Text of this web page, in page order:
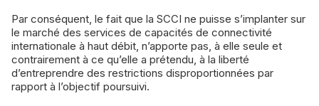
Par conséquent, le fait que la SCCI ne puisse s’implanter sur
le marché des services de capacités de connectivité
internationale à haut débit, n’apporte pas, à elle seule et
contrairement à ce qu’elle a prétendu, à la liberté
d’entreprendre des restrictions disproportionnées par
rapport à l’objectif poursuivi.